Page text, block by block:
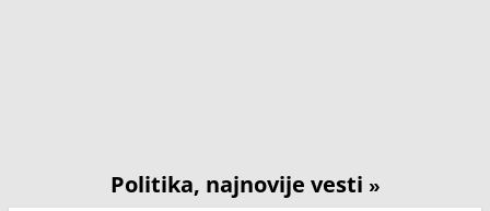
Politika, najnovije vesti »